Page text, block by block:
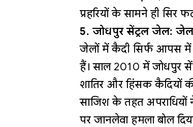
प्रहरियों के सामने ही
5. जोधपुर सेंट्रल जेल:
जेलों में कैदी सिर्फ आपस में
हैं। साल 2010 में जोधपुर
शातिर और हिंसक कैदियों
साजिश के तहत
पर जानलेवा हमला बोल